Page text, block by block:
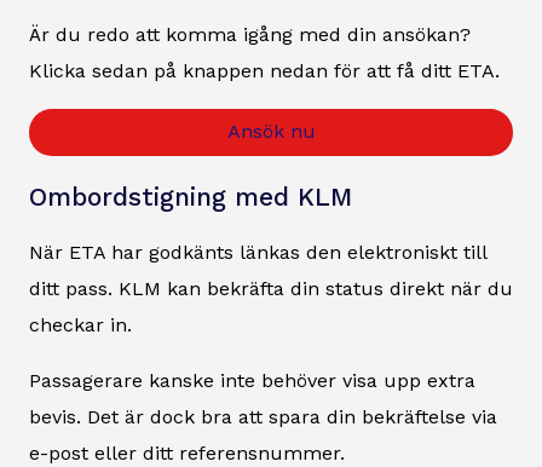
Är du redo att komma igång med din ansökan?
Klicka sedan på knappen nedan för att få ditt ETA.
Ansök nu
Ombordstigning med KLM
När ETA har godkänts länkas den elektroniskt till
ditt pass. KLM kan bekräfta din status direkt när du
checkar in.
Passagerare kanske inte behöver visa upp extra
bevis. Det är dock bra att spara din bekräftelse via
e-post eller ditt referensnummer.